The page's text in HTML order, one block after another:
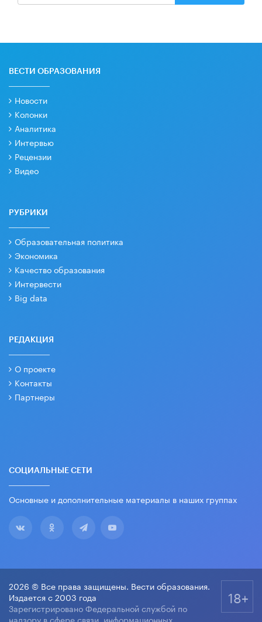
ВЕСТИ ОБРАЗОВАНИЯ
Новости
Колонки
Аналитика
Интервью
Рецензии
Видео
РУБРИКИ
Образовательная политика
Экономика
Качество образования
Интервести
Big data
РЕДАКЦИЯ
О проекте
Контакты
Партнеры
СОЦИАЛЬНЫЕ СЕТИ
Основные и дополнительные материалы в наших группах
2026 © Все права защищены. Вести образования.
Издается с 2003 года
Зарегистрировано Федеральной службой по
надзору в сфере связи, информационных
18+